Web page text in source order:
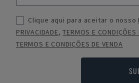
Clique aqui para aceitar o nosso
PRIVACIDADE,TERMOS E CONDIÇÕES
TERMOS E CONDIÇÕES DE VENDA